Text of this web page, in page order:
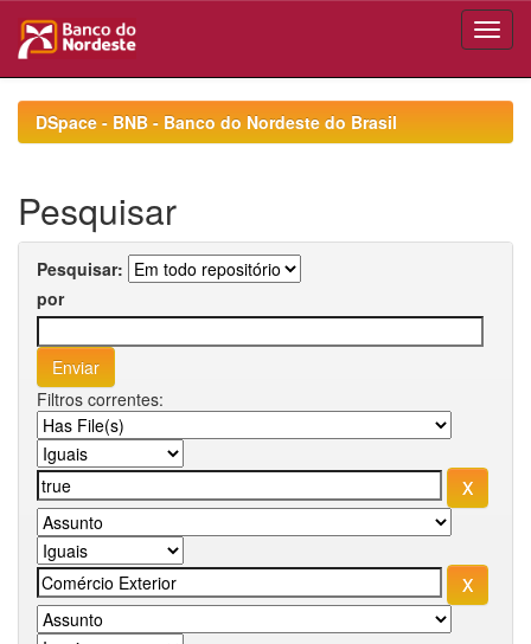
navigationDSpace - BNB - Banco do Nordeste do Brasil
Pesquisar
Pesquisar:
por
Filtros correntes: